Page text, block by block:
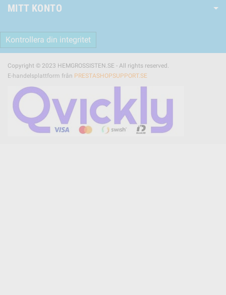
MITT KONTO
Kontrollera din integritet
Copyright © 2023 HEMGROSSISTEN.SE - All rights reserved.
E-handelsplattform från PRESTASHOPSUPPORT.SE